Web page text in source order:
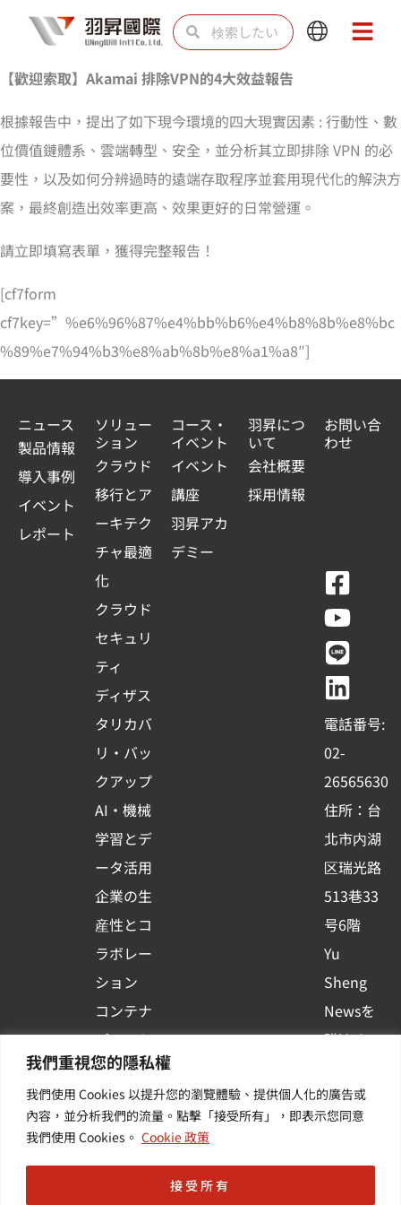
我們重視您的隱私權
我們使用 Cookies 以提升您的瀏覽體驗、提供個人化的廣告或
內容，並分析我們的流量。點擊「接受所有」，即表示您同意
我們使用 Cookies。 Cookie 政策
接受所有
を
キ
ッ
プ
検
索 索
Main
Main
【歡迎索取】Akamai 排除VPN的4大效益報告
根據報告中，提出了如下現今環境的四大現實因素 : 行動性、數
位價值鏈體系、雲端轉型、安全，並分析其立即排除 VPN 的必
要性，以及如何分辨過時的遠端存取程序並套用現代化的解決方
案，最終創造出效率更高、效果更好的日常營運。
請立即填寫表單，獲得完整報告！
[cf7form
cf7key=”%e6%96%87%e4%bb%b6%e4%b8%8b%e8%bc
%89%e7%94%b3%e8%ab%8b%e8%a1%a8″]
ニュース
製品情報
導入事例
イベント
レポート
ソリュー
ション
クラウド
移行とア
ーキテク
チャ最適
化
クラウド
セキュリ
ティ
ディザス
タリカバ
リ・バッ
クアップ
AI・機械
学習とデ
ータ活用
企業の生
産性とコ
ラボレー
ション
コンテナ
プラット
フォーム
活用
その他・
コース・
イベント
イベント
講座
羽昇アカ
デミー
羽昇につ
いて
会社概要
採用情報
お問い合
わせ
F
a
c
e
b
o
o
k
-
s
q
u
a
r
e
Y
o
u
t
u
b
e
L
i
n
e
L
i
n
k
e
d
i
n
電話番号:
02-
26565630
住所：台
北市内湖
区瑞光路
513巷33
号6階
Yu
Sheng
Newsを
購読する
イベント
や業界情